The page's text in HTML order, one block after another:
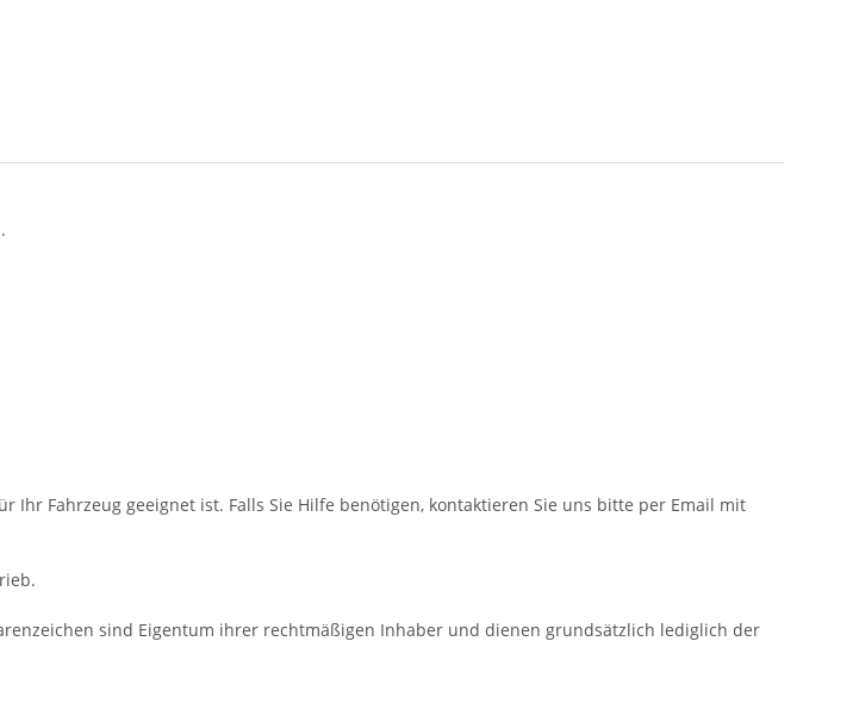
Fahrzeug geeignet ist. Falls Sie Hilfe benötigen, kontaktieren Sie uns bitte per Email mit
sind Eigentum ihrer rechtmäßigen Inhaber und dienen grundsätzlich lediglich der